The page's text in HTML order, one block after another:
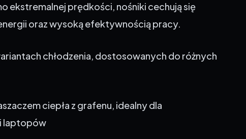
oraz wysoką efektywnością pracy.
laptopów
radiatorem z aluminiowym ożebrowaniem,